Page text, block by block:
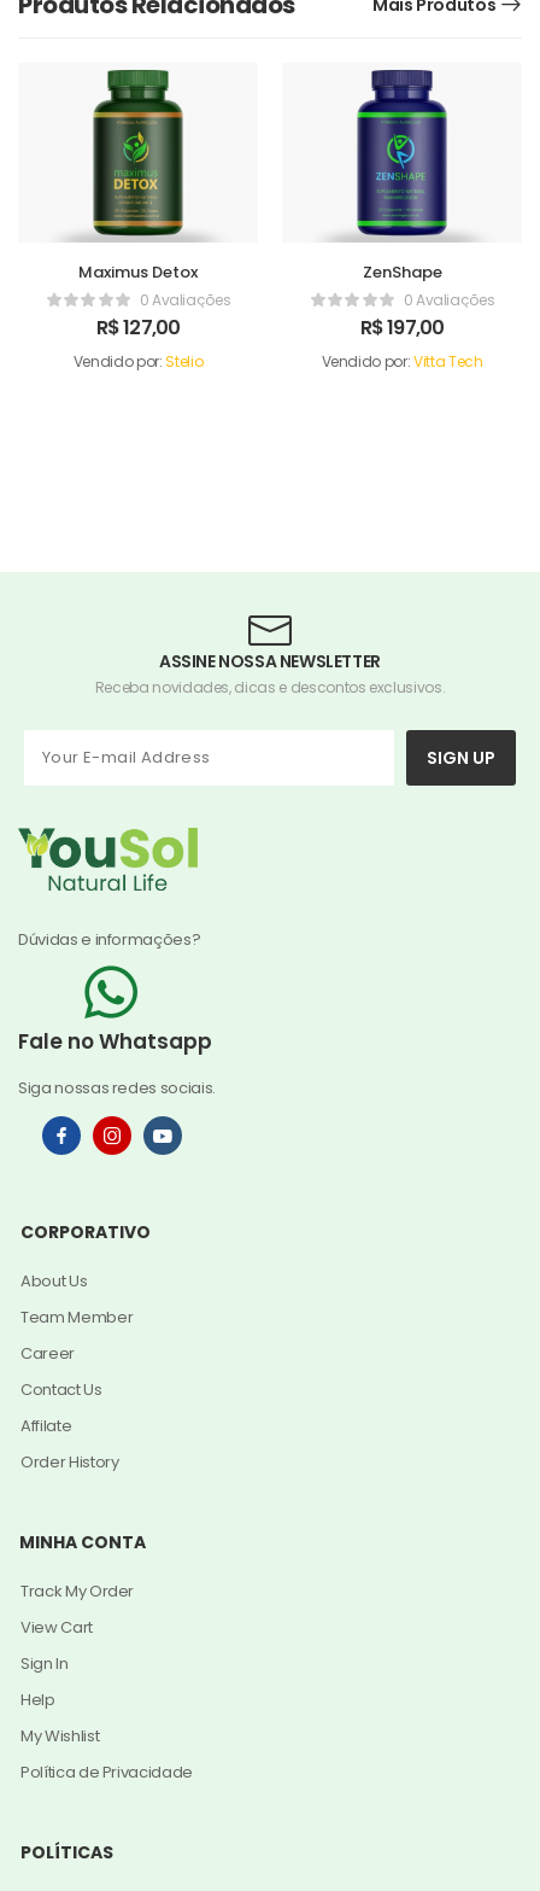
Mais Produtos
Maximus Detox
0 Avaliações
R$127,00
Vendido por:Stelio
ZenShape
0 Avaliações
R$197,00
Vendido por:Vitta Tech
ASSINE NOSSA NEWSLETTER
Receba novidades, dicas e descontos exclusivos.
SIGN UP
Dúvidas e informações?
Fale no Whatsapp
Siga nossas redes sociais.
CORPORATIVO
About Us
Team Member
Career
Contact Us
Affilate
Order History
MINHA CONTA
Track My Order
View Cart
Sign In
Help
My Wishlist
Política de Privacidade
POLÍTICAS